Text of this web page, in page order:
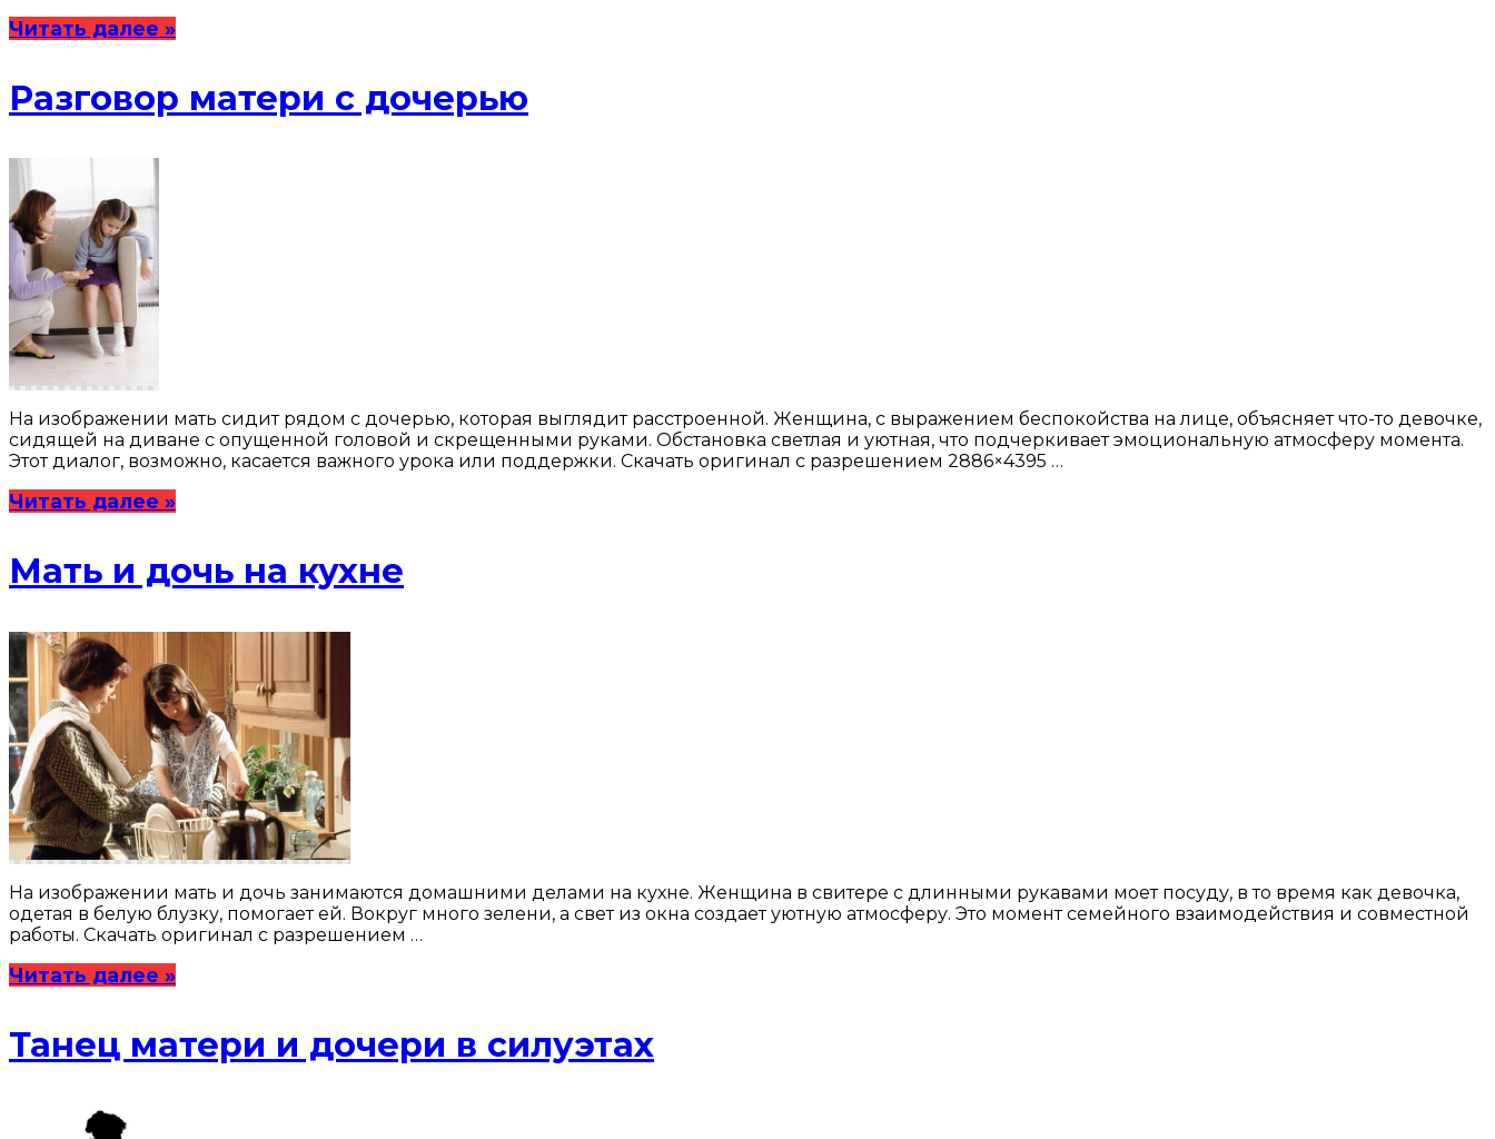
Читать далее »
Разговор матери с дочерью
На изображении мать сидит рядом с дочерью, которая выглядит расстроенной. Женщина, с выражением беспокойства на лице, объясняет что-то девочке,
сидящей на диване с опущенной головой и скрещенными руками. Обстановка светлая и уютная, что подчеркивает эмоциональную атмосферу момента.
Этот диалог, возможно, касается важного урока или поддержки. Скачать оригинал с разрешением 2886×4395 …
Читать далее »
Мать и дочь на кухне
На изображении мать и дочь занимаются домашними делами на кухне. Женщина в свитере с длинными рукавами моет посуду, в то время как девочка,
одетая в белую блузку, помогает ей. Вокруг много зелени, а свет из окна создает уютную атмосферу. Это момент семейного взаимодействия и совместной
работы. Скачать оригинал с разрешением …
Читать далее »
Танец матери и дочери в силуэтах